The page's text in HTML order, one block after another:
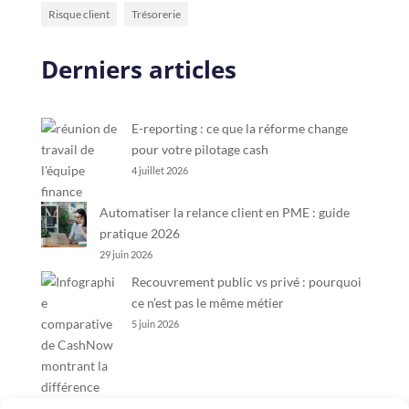
Risque client Trésorerie
Derniers articles
E-reporting : ce que la réforme change
pour votre pilotage cash
4 juillet 2026
Automatiser la relance client en PME : guide
pratique 2026
29 juin 2026
Recouvrement public vs privé : pourquoi
ce n’est pas le même métier
5 juin 2026